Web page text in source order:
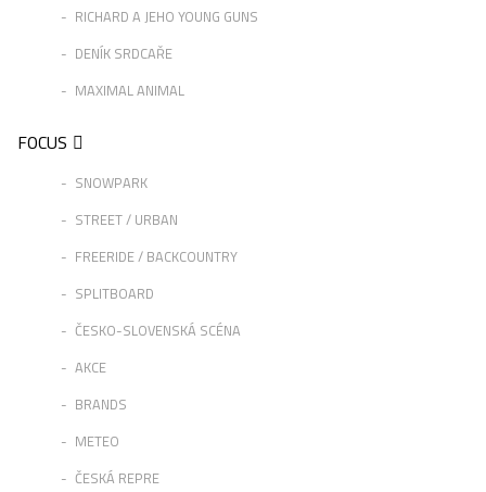
RICHARD A JEHO YOUNG GUNS
DENÍK SRDCAŘE
MAXIMAL ANIMAL
FOCUS
SNOWPARK
STREET / URBAN
FREERIDE / BACKCOUNTRY
SPLITBOARD
ČESKO-SLOVENSKÁ SCÉNA
AKCE
BRANDS
METEO
ČESKÁ REPRE